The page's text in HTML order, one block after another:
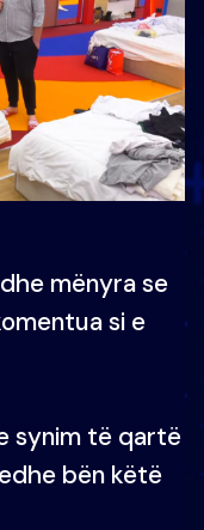
mënyra se
si e
synim të qartë
bën këtë